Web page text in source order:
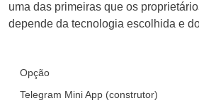
uma das primeiras que os
depende da tecnologia escolhida e
Opção
Telegram Mini App (construtor)